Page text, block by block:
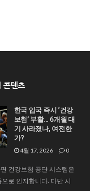
콘텐츠
한국 입국 즉시 ‘건강
보험’ 부활… 6개월 대
기 사라졌나, 여전한
가?
4월 17, 2026 0
건강보험 공단 시스템은
로 인지합니다. 다만 시